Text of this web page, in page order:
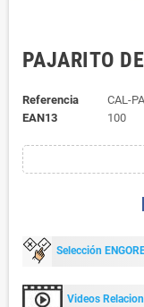
PAJARITO
Referencia
CAL-
EAN13
100
Selección
Videos